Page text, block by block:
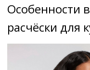
Особенности
расчёски для